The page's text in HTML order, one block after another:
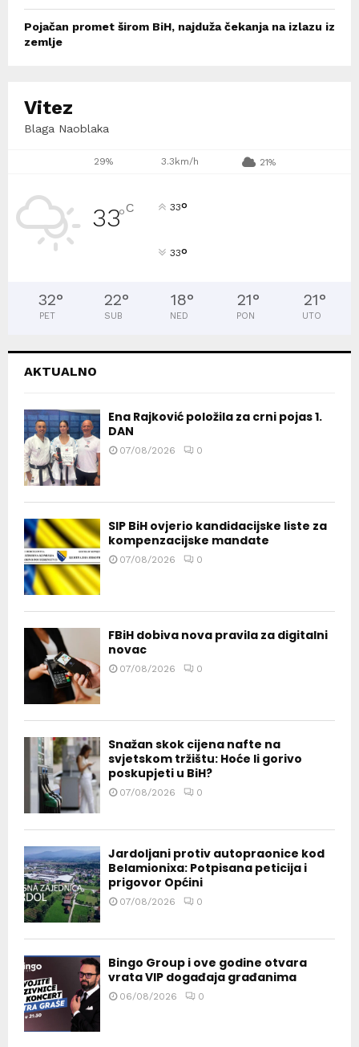
Pojačan promet širom BiH, najduža čekanja na izlazu iz
zemlje
Vitez
Blaga Naoblaka
29% 3.3km/h 21%
33°C 33°
33°
32°
PET
22°
SUB
18°
NED
21°
PON
21°
UTO
AKTUALNO
Ena Rajković položila za crni pojas 1.
DAN
07/08/2026 0
SIP BiH ovjerio kandidacijske liste za
kompenzacijske mandate
07/08/2026 0
FBiH dobiva nova pravila za digitalni
novac
07/08/2026 0
Snažan skok cijena nafte na
svjetskom tržištu: Hoće li gorivo
poskupjeti u BiH?
07/08/2026 0
Jardoljani protiv autopraonice kod
Belamionixa: Potpisana peticija i
prigovor Općini
07/08/2026 0
Bingo Group i ove godine otvara
vrata VIP događaja građanima
06/08/2026 0